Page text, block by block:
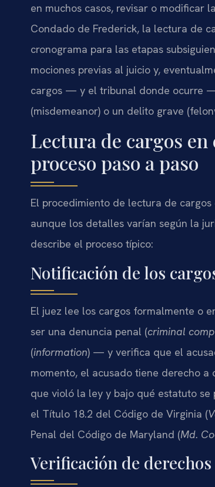
en muchos casos, revisar o modificar
Condado de Frederick, la lectura de
cronograma para las etapas
mociones previas al juicio y,
cargos — y el tribunal donde ocurre
(misdemeanor) o un delito grave
Lectura de cargos
proceso paso a paso
El procedimiento de lectura de
aunque los detalles varían según la
describe el proceso típico:
Notificación de los
El juez lee los cargos formalmente o
ser una denuncia penal (criminal
(information) — y verifica que el
momento, el acusado tiene derecho
que violó la ley y bajo qué estatuto se
el Título 18.2 del Código de Virginia (
Penal del Código de Maryland (Md.
Verificación de